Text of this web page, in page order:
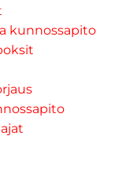
kunnossapito